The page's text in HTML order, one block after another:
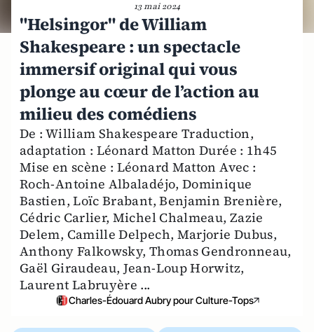
13 mai 2024
"Helsingor" de William
Shakespeare : un spectacle
immersif original qui vous
plonge au cœur de l’action au
milieu des comédiens
De : William Shakespeare Traduction,
adaptation : Léonard Matton Durée : 1h45
Mise en scène : Léonard Matton Avec :
Roch-Antoine Albaladéjo, Dominique
Bastien, Loïc Brabant, Benjamin Brenière,
Cédric Carlier, Michel Chalmeau, Zazie
Delem, Camille Delpech, Marjorie Dubus,
Anthony Falkowsky, Thomas Gendronneau,
Gaël Giraudeau, Jean-Loup Horwitz,
Laurent Labruyère ...
Charles-Édouard Aubry pour Culture-Tops